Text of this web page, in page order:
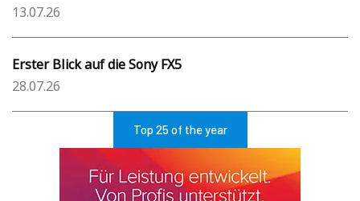
13.07.26
Erster Blick auf die Sony FX5
28.07.26
Top 25 of the year